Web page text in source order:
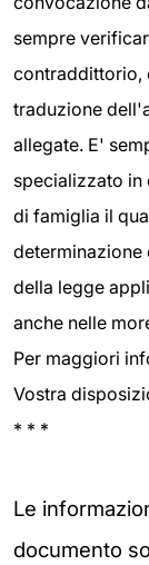
sempre
contraddittorio,
traduzione
allegate. E'
specializzato
di famiglia il
determinazione
della legge
anche nelle
Per maggiori
Vostra
* * *
Le
documento